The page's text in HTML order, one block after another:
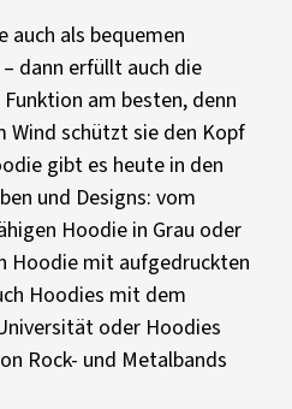
auch als bequemen
dann erfüllt auch die
am besten, denn
Wind schützt sie den Kopf
gibt es heute in den
und Designs: vom
Hoodie in Grau oder
Hoodie mit aufgedruckten
Hoodies mit dem
oder Hoodies
Rock- und Metalbands